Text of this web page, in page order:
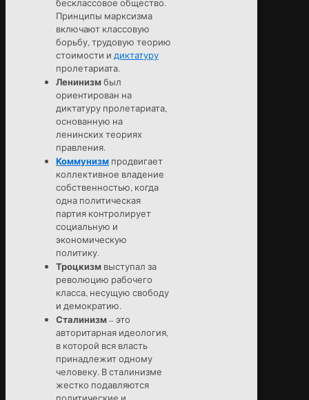
бесклассовое общество.
Принципы марксизма
включают классовую
борьбу, трудовую теорию
стоимости и диктатуру
пролетариата.
Ленинизмбыл
ориентирован на
диктатуру пролетариата,
основанную на
ленинских теориях
правления.
Коммунизм продвигает
коллективное владение
собственностью, когда
одна политическая
партия контролирует
социальную и
экономическую
политику.
Троцкизм выступал за
революцию рабочего
класса, несущую свободу
и демократию.
Сталинизм– это
авторитарная идеология,
в которой вся власть
принадлежит одному
человеку. В сталинизме
жестко подавляются